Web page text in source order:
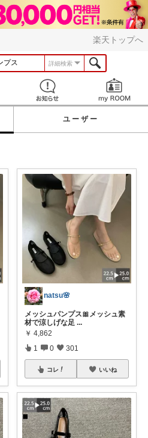
楽天トップへ
詳細検索
見つける お知らせ
ユーザー
natsu🌸
メッシュパンプス🎀メッシュ素
材で涼しげな足 ...
￥ 4,862
1 0 301
コレ いいね